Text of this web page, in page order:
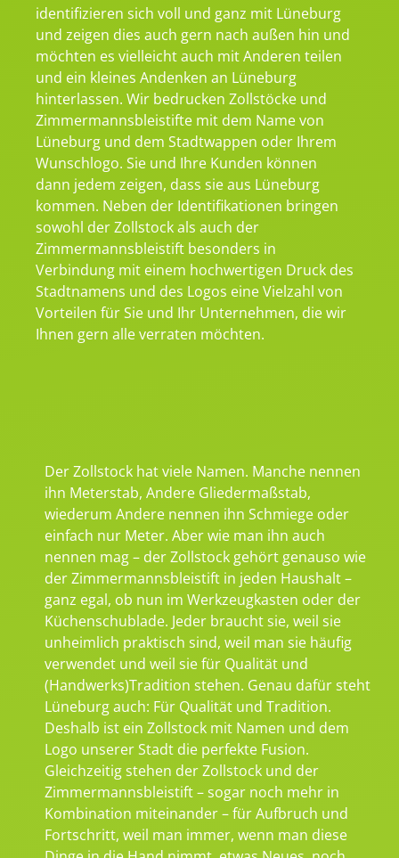
identifizieren sich voll und ganz mit Lüneburg
und zeigen dies auch gern nach außen hin und
möchten es vielleicht auch mit Anderen teilen
und ein kleines Andenken an Lüneburg
hinterlassen. Wir bedrucken Zollstöcke und
Zimmermannsbleistifte mit dem Name von
Lüneburg und dem Stadtwappen oder Ihrem
Wunschlogo. Sie und Ihre Kunden können
dann jedem zeigen, dass sie aus Lüneburg
kommen. Neben der Identifikationen bringen
sowohl der Zollstock als auch der
Zimmermannsbleistift besonders in
Verbindung mit einem hochwertigen Druck des
Stadtnamens und des Logos eine Vielzahl von
Vorteilen für Sie und Ihr Unternehmen, die wir
Ihnen gern alle verraten möchten.
Der Zollstock hat viele Namen. Manche nennen
ihn Meterstab, Andere Gliedermaßstab,
wiederum Andere nennen ihn Schmiege oder
einfach nur Meter. Aber wie man ihn auch
nennen mag – der Zollstock gehört genauso wie
der Zimmermannsbleistift in jeden Haushalt –
ganz egal, ob nun im Werkzeugkasten oder der
Küchenschublade. Jeder braucht sie, weil sie
unheimlich praktisch sind, weil man sie häufig
verwendet und weil sie für Qualität und
(Handwerks)Tradition stehen. Genau dafür steht
Lüneburg auch: Für Qualität und Tradition.
Deshalb ist ein Zollstock mit Namen und dem
Logo unserer Stadt die perfekte Fusion.
Gleichzeitig stehen der Zollstock und der
Zimmermannsbleistift – sogar noch mehr in
Kombination miteinander – für Aufbruch und
Fortschritt, weil man immer, wenn man diese